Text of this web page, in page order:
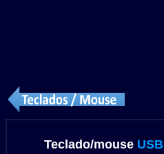
Teclado/mouse USB